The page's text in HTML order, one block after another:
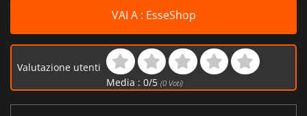
VAI A : EsseShop
Valutazione utenti
Media : 0/5 (0Voti)